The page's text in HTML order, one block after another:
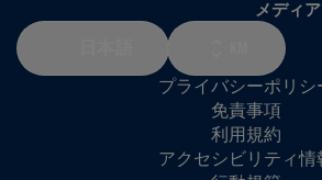
メディア
プライバシーポリシ
免責事項
利用規約
アクセシビリティ情